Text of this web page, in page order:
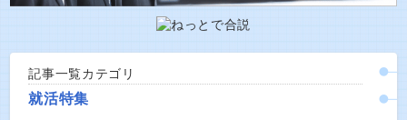
記事一覧カテゴリ
就活特集